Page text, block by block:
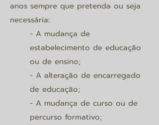
anos sempre que pretenda ou seja
necessária:
- A mudança de
estabelecimento de educação
ou de ensino;
- A alteração de encarregado
de educação;
- A mudança de curso ou de
percurso formativo;